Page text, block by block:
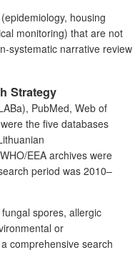
housing
monitoring) that are not
systematic narrative review
Strategy
PubMed, Web of
the five databases
EEA archives were
period was 2010–
spores, allergic
or
comprehensive search